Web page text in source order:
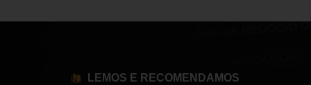
LEMOS E RECOMENDAMOS